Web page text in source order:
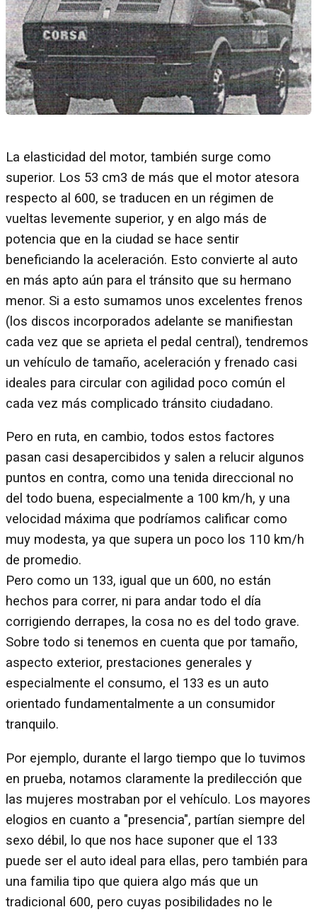
La elasticidad del motor, también surge como
superior. Los 53 cm3 de más que el motor atesora
respecto al 600, se traducen en un régimen de
vueltas levemente superior, y en algo más de
potencia que en la ciudad se hace sentir
beneficiando la aceleración. Esto convierte al auto
en más apto aún para el tránsito que su hermano
menor. Si a esto sumamos unos excelentes frenos
(los discos incorporados adelante se manifiestan
cada vez que se aprieta el pedal central), tendremos
un vehículo de tamaño, aceleración y frenado casi
ideales para circular con agilidad poco común el
cada vez más complicado tránsito ciudadano.
Pero en ruta, en cambio, todos estos factores
pasan casi desapercibidos y salen a relucir algunos
puntos en contra, como una tenida direccional no
del todo buena, especialmente a 100 km/h, y una
velocidad máxima que podríamos calificar como
muy modesta, ya que supera un poco los 110 km/h
de promedio.
Pero como un 133, igual que un 600, no están
hechos para correr, ni para andar todo el día
corrigiendo derrapes, la cosa no es del todo grave.
Sobre todo si tenemos en cuenta que por tamaño,
aspecto exterior, prestaciones generales y
especialmente el consumo, el 133 es un auto
orientado fundamentalmente a un consumidor
tranquilo.
Por ejemplo, durante el largo tiempo que lo tuvimos
en prueba, notamos claramente la predilección que
las mujeres mostraban por el vehículo. Los mayores
elogios en cuanto a "presencia", partían siempre del
sexo débil, lo que nos hace suponer que el 133
puede ser el auto ideal para ellas, pero también para
una familia tipo que quiera algo más que un
tradicional 600, pero cuyas posibilidades no le